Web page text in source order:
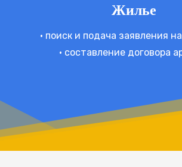
Жилье
• поиск и подача заявления
• составление договора